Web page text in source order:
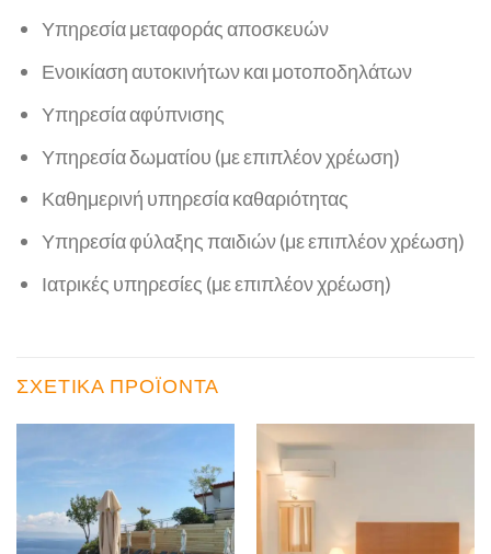
Υπηρεσία μεταφοράς αποσκευών
Ενοικίαση αυτοκινήτων και μοτοποδηλάτων
Υπηρεσία αφύπνισης
Υπηρεσία δωματίου (με επιπλέον χρέωση)
Καθημερινή υπηρεσία καθαριότητας
Υπηρεσία φύλαξης παιδιών (με επιπλέον χρέωση)
Ιατρικές υπηρεσίες (με επιπλέον χρέωση)
ΣΧΕΤΙΚΆ ΠΡΟΪΌΝΤΑ